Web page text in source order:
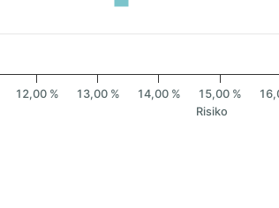
Risiko
12,00 % 13,00 % 14,00 % 15,00 %